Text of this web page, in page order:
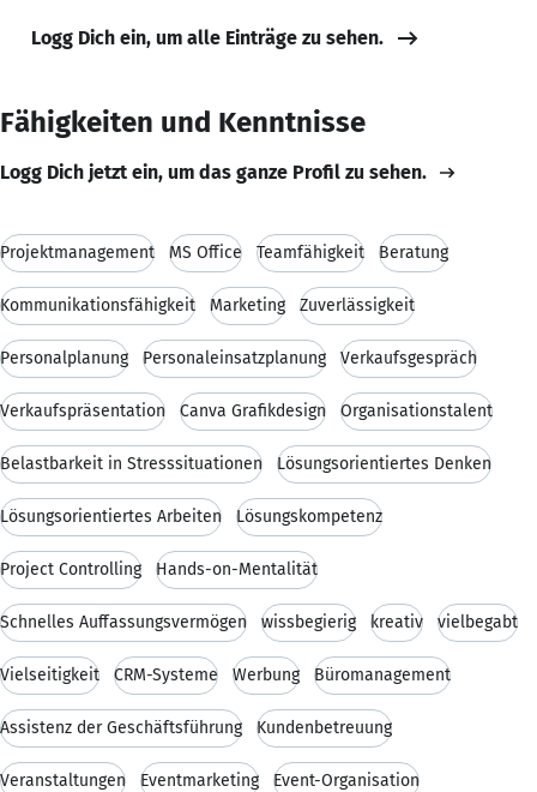
Logg Dich ein, um alle Einträge zu sehen.
Fähigkeiten und Kenntnisse
Logg Dich jetzt ein, um das ganze Profil zu sehen.
Projektmanagement MS Office Teamfähigkeit Beratung
Kommunikationsfähigkeit Marketing Zuverlässigkeit
Personalplanung Personaleinsatzplanung Verkaufsgespräch
Verkaufspräsentation Canva Grafikdesign Organisationstalent
Belastbarkeit in Stresssituationen Lösungsorientiertes Denken
Lösungsorientiertes Arbeiten Lösungskompetenz
Project Controlling Hands-on-Mentalität
Schnelles Auffassungsvermögen wissbegierig kreativ vielbegabt
Vielseitigkeit CRM-Systeme Werbung Büromanagement
Assistenz der Geschäftsführung Kundenbetreuung
Veranstaltungen Eventmarketing Event-Organisation